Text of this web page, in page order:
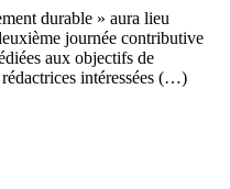
durable » aura lieu
journée contributive
aux objectifs de
intéressées (…)